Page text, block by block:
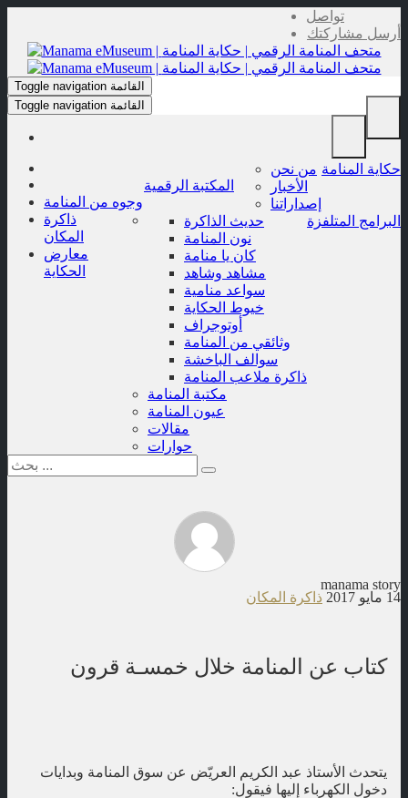
content
تواصل
أرسل مشاركتك
Toggle navigation القائمة
Toggle navigation القائمة
حكاية المنامة من نحن
الأخبار
إصداراتنا
المكتبة الرقمية
البرامج المتلفزة
حديث الذاكرة
نون المنامة
كان يا منامة
مشاهد وشاهد
سواعد منامية
خيوط الحكاية
أوتوجراف
وثائقي من المنامة
سوالف الباخشة
ذاكرة ملاعب المنامة
مكتبة المنامة
عيون المنامة
مقالات
حوارات
وجوه من المنامة
ذاكرة
المكان
معارض
الحكاية
manama story
14 مايو 2017
ذاكرة المكان
كتاب عن المنامة خلال خمسـة قرون
يتحدث الأستاذ عبد الكريم العريّض عن سوق المنامة وبدايات
دخول الكهرباء إليها فيقول: